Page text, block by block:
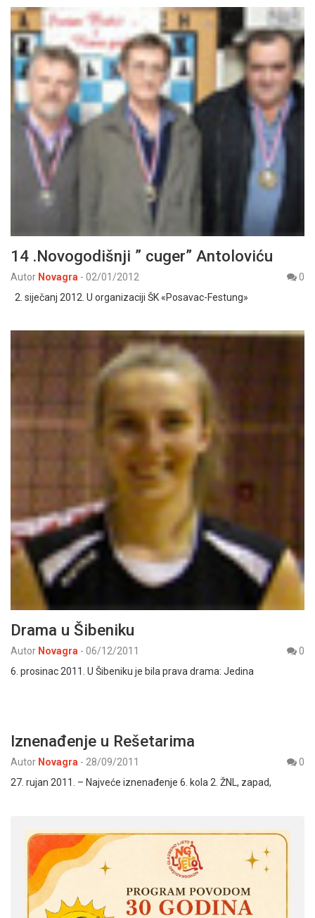
14 .Novogodišnji ” cuger” Antoloviću
Autor Novagra - 02/01/2012
0
2. siječanj 2012. U organizaciji ŠK «Posavac-Festung»
Drama u Šibeniku
Autor Novagra - 06/12/2011
0
6. prosinac 2011. U Šibeniku je bila prava drama: Jedina
Iznenađenje u Rešetarima
Autor Novagra - 28/09/2011
0
27. rujan 2011. – Najveće iznenađenje 6. kola 2. ŽNL, zapad,